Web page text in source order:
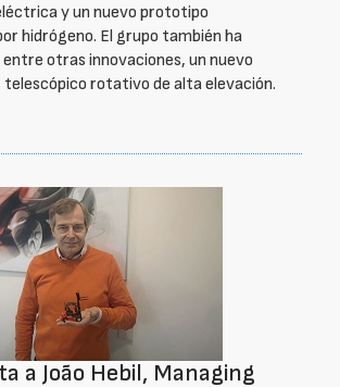
y un nuevo prototipo
hidrógeno. El grupo también ha
otras innovaciones, un nuevo
telescópico rotativo de alta elevación.
a João Hebil, Managing